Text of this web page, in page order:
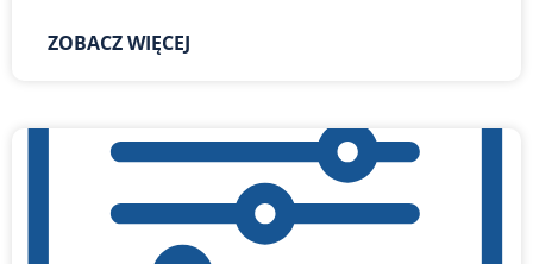
ZOBACZ WIĘCEJ